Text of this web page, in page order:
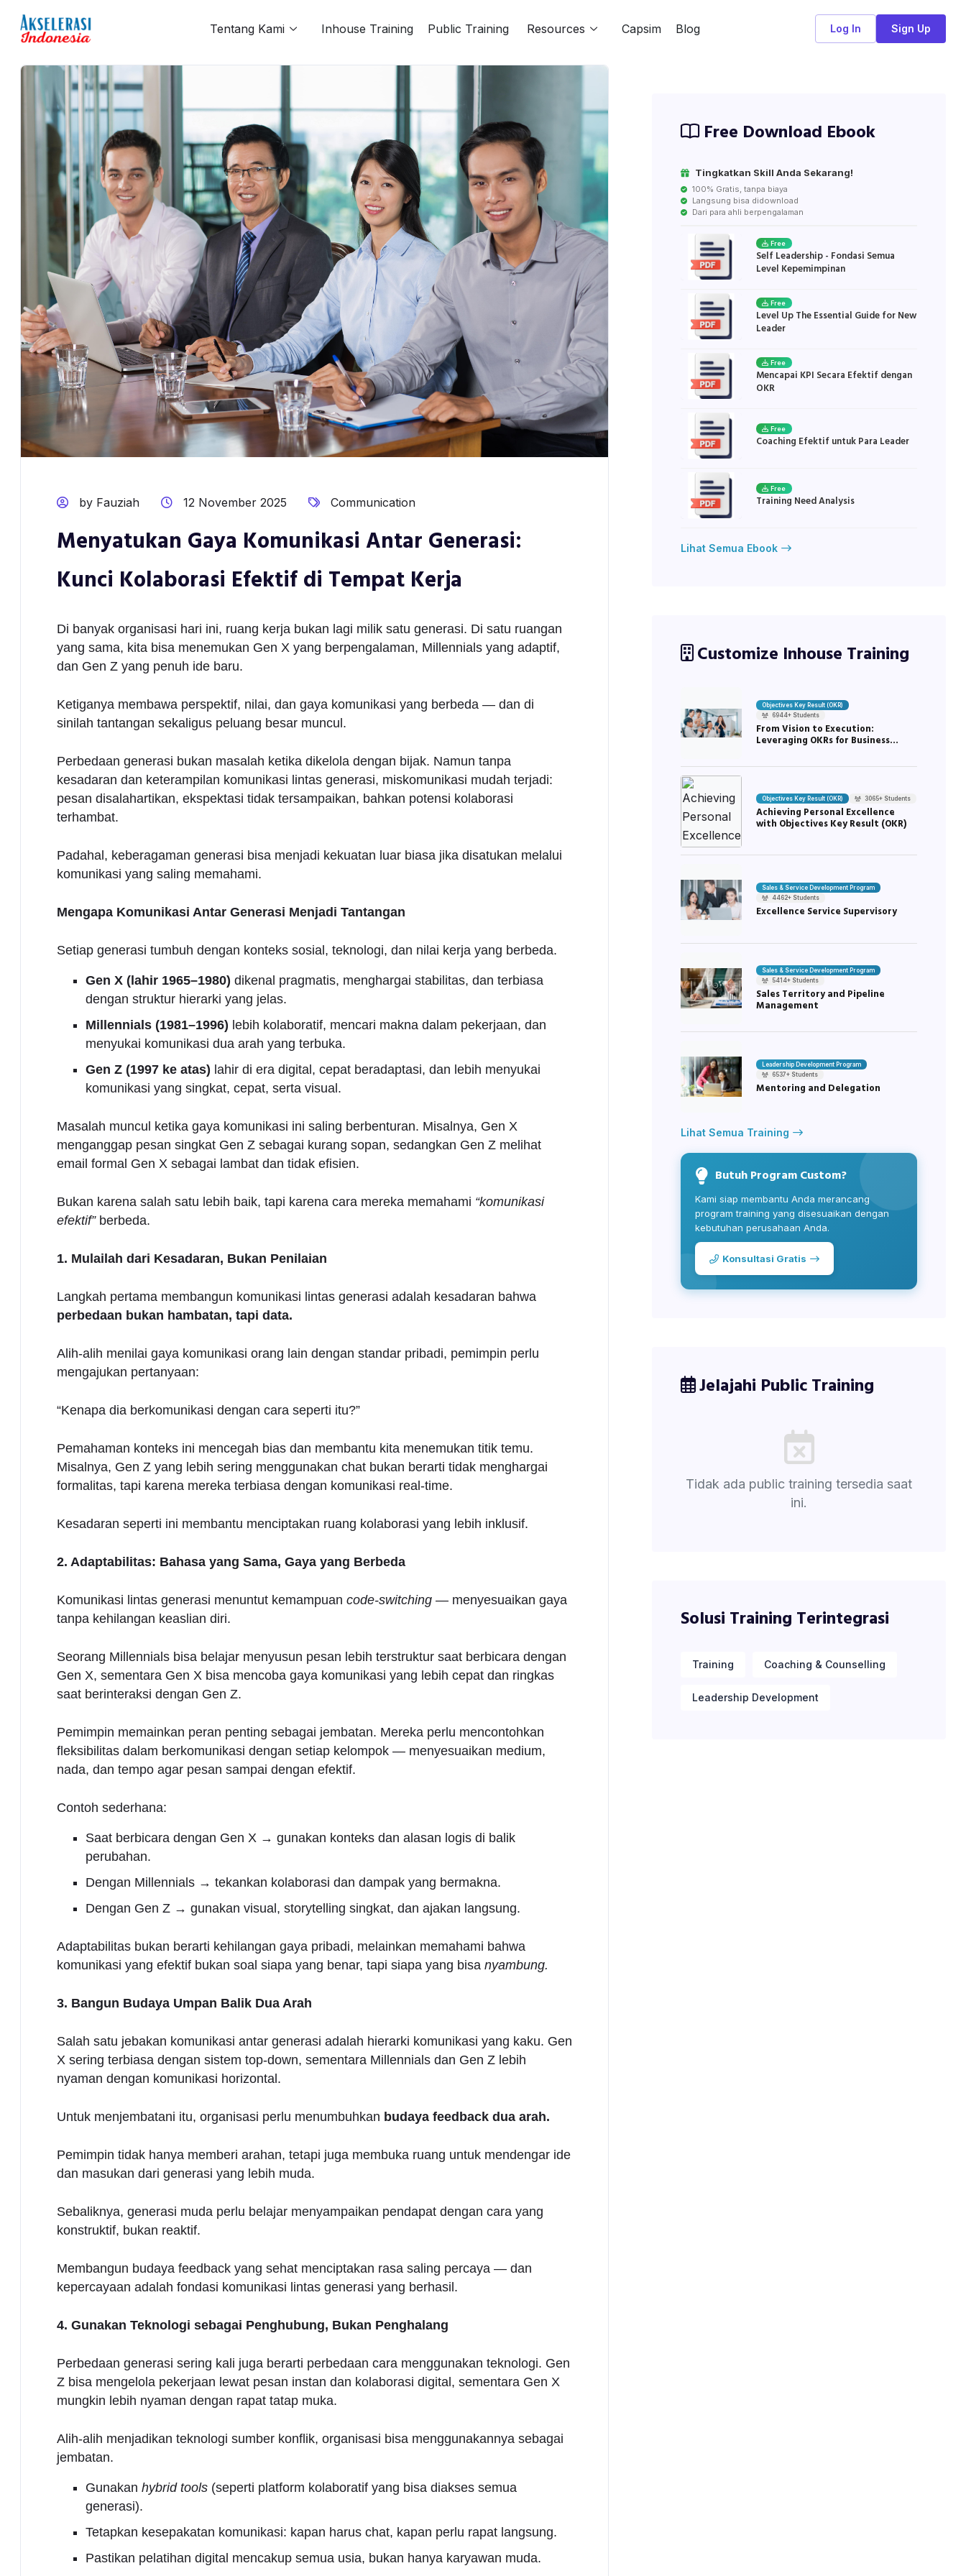
Tentang Kami Inhouse Training Public Training Resources Capsim Blog Log In Sign Up
by Fauziah 12 November 2025 Communication
Menyatukan Gaya Komunikasi Antar Generasi:
Kunci Kolaborasi Efektif di Tempat Kerja
Di banyak organisasi hari ini, ruang kerja bukan lagi milik satu generasi. Di satu ruangan
yang sama, kita bisa menemukan Gen X yang berpengalaman, Millennials yang adaptif,
dan Gen Z yang penuh ide baru.
Ketiganya membawa perspektif, nilai, dan gaya komunikasi yang berbeda — dan di
sinilah tantangan sekaligus peluang besar muncul.
Perbedaan generasi bukan masalah ketika dikelola dengan bijak. Namun tanpa
kesadaran dan keterampilan komunikasi lintas generasi, miskomunikasi mudah terjadi:
pesan disalahartikan, ekspektasi tidak tersampaikan, bahkan potensi kolaborasi
terhambat.
Padahal, keberagaman generasi bisa menjadi kekuatan luar biasa jika disatukan melalui
komunikasi yang saling memahami.
Mengapa Komunikasi Antar Generasi Menjadi Tantangan
Setiap generasi tumbuh dengan konteks sosial, teknologi, dan nilai kerja yang berbeda.
Gen X (lahir 1965–1980) dikenal pragmatis, menghargai stabilitas, dan terbiasa
dengan struktur hierarki yang jelas.
Millennials (1981–1996) lebih kolaboratif, mencari makna dalam pekerjaan, dan
menyukai komunikasi dua arah yang terbuka.
Gen Z (1997 ke atas) lahir di era digital, cepat beradaptasi, dan lebih menyukai
komunikasi yang singkat, cepat, serta visual.
Masalah muncul ketika gaya komunikasi ini saling berbenturan. Misalnya, Gen X
menganggap pesan singkat Gen Z sebagai kurang sopan, sedangkan Gen Z melihat
email formal Gen X sebagai lambat dan tidak efisien.
Bukan karena salah satu lebih baik, tapi karena cara mereka memahami “komunikasi
efektif”berbeda.
1. Mulailah dari Kesadaran, Bukan Penilaian
Langkah pertama membangun komunikasi lintas generasi adalah kesadaran bahwa
perbedaan bukan hambatan, tapi data.
Alih-alih menilai gaya komunikasi orang lain dengan standar pribadi, pemimpin perlu
mengajukan pertanyaan:
“Kenapa dia berkomunikasi dengan cara seperti itu?”
Pemahaman konteks ini mencegah bias dan membantu kita menemukan titik temu.
Misalnya, Gen Z yang lebih sering menggunakan chat bukan berarti tidak menghargai
formalitas, tapi karena mereka terbiasa dengan komunikasi real-time.
Kesadaran seperti ini membantu menciptakan ruang kolaborasi yang lebih inklusif.
2. Adaptabilitas: Bahasa yang Sama, Gaya yang Berbeda
Komunikasi lintas generasi menuntut kemampuan code-switching— menyesuaikan gaya
tanpa kehilangan keaslian diri.
Seorang Millennials bisa belajar menyusun pesan lebih terstruktur saat berbicara dengan
Gen X, sementara Gen X bisa mencoba gaya komunikasi yang lebih cepat dan ringkas
saat berinteraksi dengan Gen Z.
Pemimpin memainkan peran penting sebagai jembatan. Mereka perlu mencontohkan
fleksibilitas dalam berkomunikasi dengan setiap kelompok — menyesuaikan medium,
nada, dan tempo agar pesan sampai dengan efektif.
Contoh sederhana:
Saat berbicara dengan Gen X → gunakan konteks dan alasan logis di balik
perubahan.
Dengan Millennials → tekankan kolaborasi dan dampak yang bermakna.
Dengan Gen Z → gunakan visual, storytelling singkat, dan ajakan langsung.
Adaptabilitas bukan berarti kehilangan gaya pribadi, melainkan memahami bahwa
komunikasi yang efektif bukan soal siapa yang benar, tapi siapa yang bisa nyambung.
3. Bangun Budaya Umpan Balik Dua Arah
Salah satu jebakan komunikasi antar generasi adalah hierarki komunikasi yang kaku. Gen
X sering terbiasa dengan sistem top-down, sementara Millennials dan Gen Z lebih
nyaman dengan komunikasi horizontal.
Untuk menjembatani itu, organisasi perlu menumbuhkan budaya feedback dua arah.
Pemimpin tidak hanya memberi arahan, tetapi juga membuka ruang untuk mendengar ide
dan masukan dari generasi yang lebih muda.
Sebaliknya, generasi muda perlu belajar menyampaikan pendapat dengan cara yang
konstruktif, bukan reaktif.
Membangun budaya feedback yang sehat menciptakan rasa saling percaya — dan
kepercayaan adalah fondasi komunikasi lintas generasi yang berhasil.
4. Gunakan Teknologi sebagai Penghubung, Bukan Penghalang
Perbedaan generasi sering kali juga berarti perbedaan cara menggunakan teknologi. Gen
Z bisa mengelola pekerjaan lewat pesan instan dan kolaborasi digital, sementara Gen X
mungkin lebih nyaman dengan rapat tatap muka.
Alih-alih menjadikan teknologi sumber konflik, organisasi bisa menggunakannya sebagai
jembatan.
Gunakan hybrid tools(seperti platform kolaboratif yang bisa diakses semua
generasi).
Tetapkan kesepakatan komunikasi: kapan harus chat, kapan perlu rapat langsung.
Pastikan pelatihan digital mencakup semua usia, bukan hanya karyawan muda.
Free Download Ebook
Tingkatkan Skill Anda Sekarang!
100% Gratis, tanpa biaya
Langsung bisa didownload
Dari para ahli berpengalaman
Free
Self Leadership - Fondasi Semua
Level Kepemimpinan
Free
Level Up The Essential Guide for New
Leader
Free
Mencapai KPI Secara Efektif dengan
OKR
Free
Coaching Efektif untuk Para Leader
Free
Training Need Analysis
Lihat Semua Ebook
Customize Inhouse Training
Objectives Key Result (OKR)
6944+ Students
From Vision to Execution:
Leveraging OKRs for Business
Objectives Key Result (OKR) 3065+ Students
Achieving Personal Excellence
with Objectives Key Result (OKR)
Sales & Service Development Program
4462+ Students
Excellence Service Supervisory
Sales & Service Development Program
5414+ Students
Sales Territory and Pipeline
Management
Leadership Development Program
6537+ Students
Mentoring and Delegation
Lihat Semua Training
Butuh Program Custom?
Kami siap membantu Anda merancang
program training yang disesuaikan dengan
kebutuhan perusahaan Anda.
Konsultasi Gratis
Jelajahi Public Training
Tidak ada public training tersedia saat
ini.
Solusi Training Terintegrasi
Training Coaching & Counselling
Leadership Development